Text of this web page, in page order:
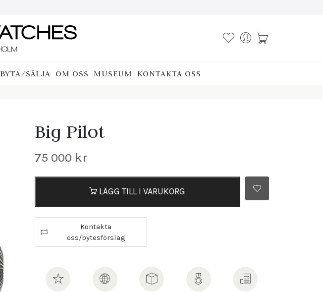
BYTA/SÄLJA OM OSS MUSEUM KONTAKTA OSS
Big Pilot
75 000 kr
LÄGG TILL I VARUKORG
Kontakta
oss/bytesförslag